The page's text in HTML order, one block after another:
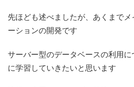
先ほども述べましたが、あくまで
ーションの開発です
サーバー型のデータベースの利用
に学習していきたいと思います